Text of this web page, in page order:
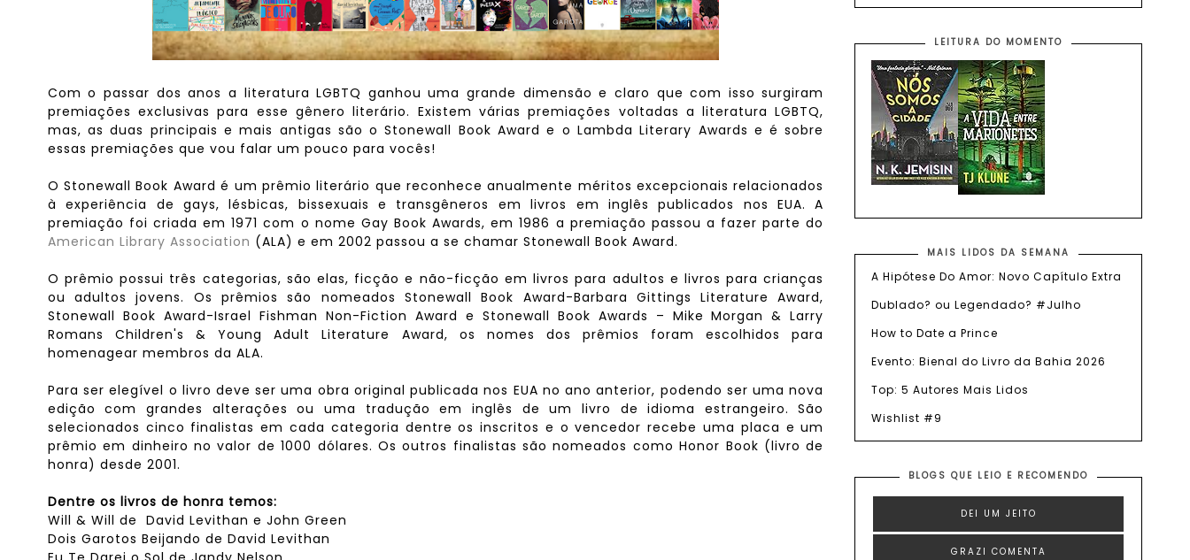
Com o passar dos anos a literatura LGBTQ ganhou uma grande dimensão e claro que com isso surgiram
premiações exclusivas para esse gênero literário. Existem várias premiações voltadas a literatura LGBTQ,
mas, as duas principais e mais antigas são o Stonewall Book Award e o Lambda Literary Awards e é sobre
essas premiações que vou falar um pouco para vocês!
O Stonewall Book Award é um prêmio literário que reconhece anualmente méritos excepcionais relacionados
à experiência de gays, lésbicas, bissexuais e transgêneros em livros em inglês publicados nos EUA. A
premiação foi criada em 1971 com o nome Gay Book Awards, em 1986 a premiação passou a fazer parte do
American Library Association (ALA) e em 2002 passou a se chamar Stonewall Book Award.
O prêmio possui três categorias, são elas, ficção e não-ficção em livros para adultos e livros para crianças
ou adultos jovens. Os prêmios são nomeados Stonewall Book Award-Barbara Gittings Literature Award,
Stonewall Book Award-Israel Fishman Non-Fiction Award e Stonewall Book Awards – Mike Morgan & Larry
Romans Children's & Young Adult Literature Award, os nomes dos prêmios foram escolhidos para
homenagear membros da ALA.
Para ser elegível o livro deve ser uma obra original publicada nos EUA no ano anterior, podendo ser uma nova
edição com grandes alterações ou uma tradução em inglês de um livro de idioma estrangeiro. São
selecionados cinco finalistas em cada categoria dentre os inscritos e o vencedor recebe uma placa e um
prêmio em dinheiro no valor de 1000 dólares. Os outros finalistas são nomeados como Honor Book (livro de
honra) desde 2001.
Dentre os livros de honra temos:
Will & Will de David Levithan e John Green
Dois Garotos Beijando de David Levithan
LEITURA DO MOMENTO
MAIS LIDOS DA SEMANA
A Hipótese Do Amor: Novo Capítulo Extra
Dublado? ou Legendado? #Julho
How to Date a Prince
Evento: Bienal do Livro da Bahia 2026
Top: 5 Autores Mais Lidos
Wishlist #9
BLOGS QUE LEIO E RECOMENDO
DEI UM JEITO
GRAZI COMENTA